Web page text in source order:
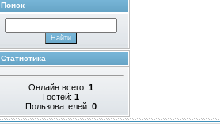
Поиск
Статистика
Онлайн всего: 1
Гостей: 1
Пользователей: 0